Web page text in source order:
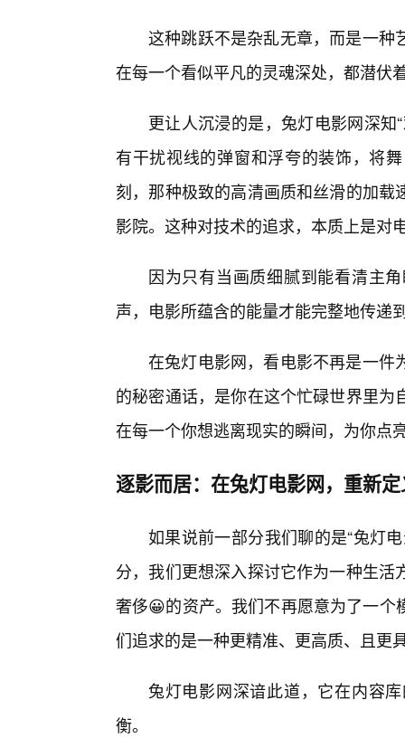
这种跳跃不是杂乱无章，而是一种
在每一个看似平凡的灵魂深处，都潜伏
更让人沉浸的是，兔灯电影网深知
有干扰视线的弹窗和浮夸的装饰，将
刻，那种极致的高清画质和丝滑的加
影院。这种对技术的追求，本质上是对
因为只有当画质细腻到能看清主
声，电影所蕴含的能量才能完整地传递
在兔灯电影网，看电影不再是一件
的秘密通话，是你在这个忙碌世界里
在每一个你想逃离现实的瞬间，为你点
逐影而居：在兔灯电影网，重新
如果说前一部分我们聊的是“兔灯
分，我们更想深入探讨它作为一种生
奢侈😀的资产。我们不再愿意为了一
们追求的是一种更精准、更高质、且更
兔灯电影网深谙此道，它在内容
衡。